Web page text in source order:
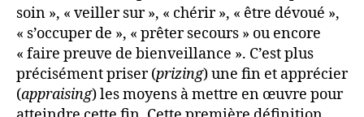
soin », « veiller sur », « chérir », « être dévoué »,
« s’occuper de », « prêter secours » ou encore
« faire preuve de bienveillance ». C’est plus
précisément priser (prizing) une fin et apprécier
(appraising) les moyens à mettre en œuvre pour